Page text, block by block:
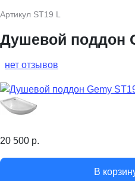
Артикул ST19 L
Душевой поддон
нет отзывов
20 500 р.
В